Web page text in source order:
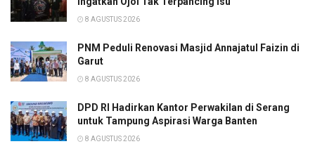
8 AGUSTUS 2026
PNM Peduli Renovasi Masjid Annajatul Faizin di
Garut
8 AGUSTUS 2026
DPD RI Hadirkan Kantor Perwakilan di Serang
untuk Tampung Aspirasi Warga Banten
8 AGUSTUS 2026